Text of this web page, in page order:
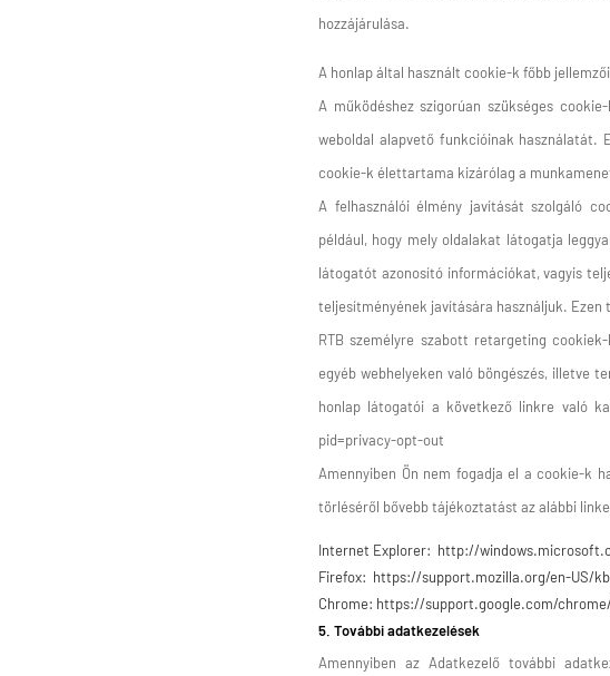
hozzájárulása.
A honlap által használt cookie-k főbb
A működéshez szigorúan szükséges
weboldal alapvető funkcióinak használatát.
cookie-k élettartama kizárólag a
A felhasználói élmény javítását szolgáló
például, hogy mely oldalakat látogatja
látogatót azonosító információkat, vagyis
teljesítményének javítására használjuk.
RTB személyre szabott retargeting
egyéb webhelyeken való böngészés, illetve
honlap látogatói a következő linkre való
pid=privacy-opt-out
Amennyiben Ön nem fogadja el a cookie-k
törléséről bővebb tájékoztatást az alábbi
Internet Explorer: http://
Firefox: https://support.mozilla.org/en-US/
Chrome: https://support.google.com/
5. További adatkezelések
Amennyiben az Adatkezelő további